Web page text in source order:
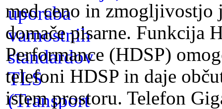
med ceno in zmogljivostjo
domače pisarne. Funkcija
Performance (HDSP)
telefoni HDSP in daje
istem prostoru. Telefon